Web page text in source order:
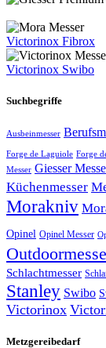
Victorinox Fibrox
Victorinox Swibo
Suchbegriffe
Ausbeinmesser
Forge de Laguiole Forge
Messer Giesser
Küchenmesser
Morakniv
Opinel Opinel Messer
Schlachtmesser
Stanley Swibo
Victorinox
Metzgereibedarf